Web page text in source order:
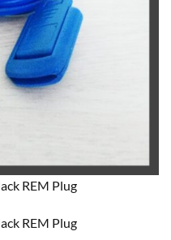
REM Plug
REM Plug